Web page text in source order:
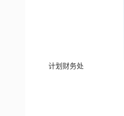
计划财务处